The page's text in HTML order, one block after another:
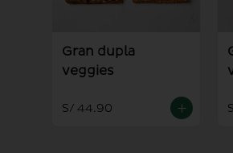
Gran dupla
veggies
S/ 44.90